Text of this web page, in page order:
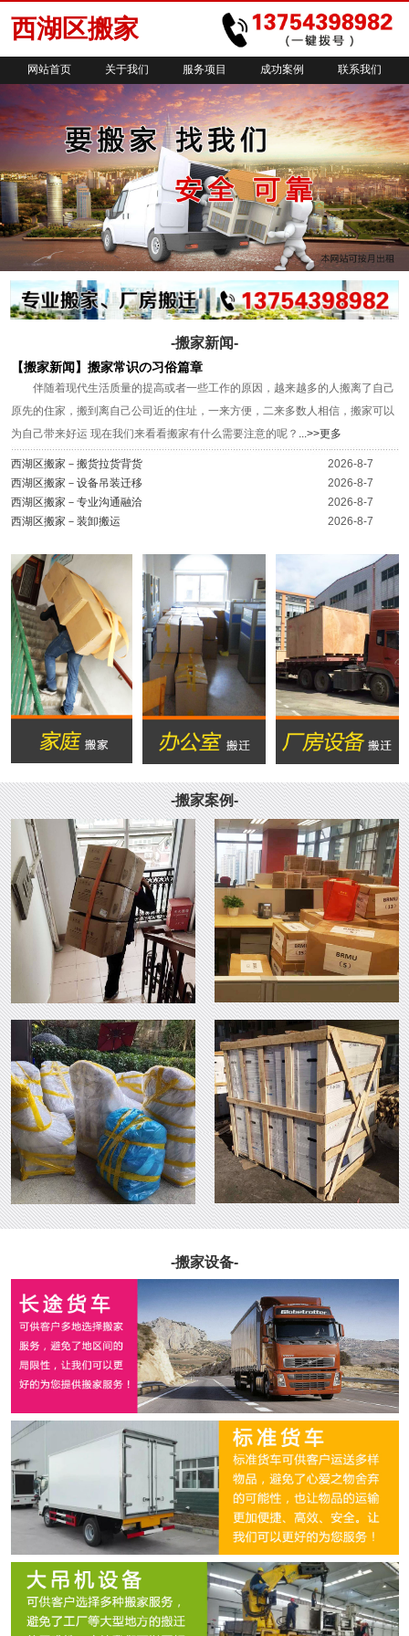
西湖区搬家
网站首页 关于我们 服务项目 成功案例 联系我们
-搬家新闻-
【搬家新闻】搬家常识の习俗篇章
伴随着现代生活质量的提高或者一些工作的原因，越来越多的人搬离了自己
原先的住家，搬到离自己公司近的住址，一来方便，二来多数人相信，搬家可以
为自己带来好运 现在我们来看看搬家有什么需要注意的呢？ ...>>更多
西湖区搬家－搬货拉货背货
2026-8-7
西湖区搬家－设备吊装迁移
2026-8-7
西湖区搬家－专业沟通融洽
2026-8-7
西湖区搬家－装卸搬运
2026-8-7
-搬家案例-
-搬家设备-